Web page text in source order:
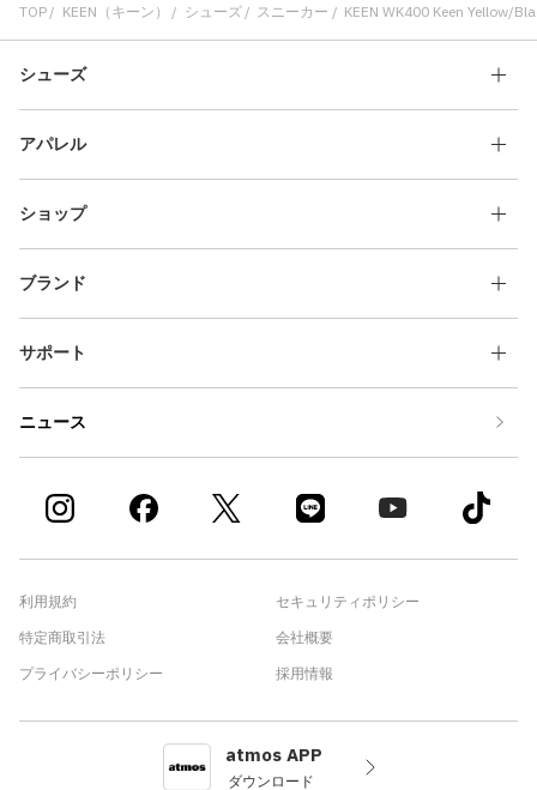
TOP KEEN（キーン） シューズ スニーカー KEEN WK400 Keen Yellow/
シューズ
アパレル
ショップ
ブランド
サポート
ニュース
利用規約
特定商取引法
プライバシーポリシー
セキュリティポリシー
会社概要
採用情報
atmos APP
ダウンロード